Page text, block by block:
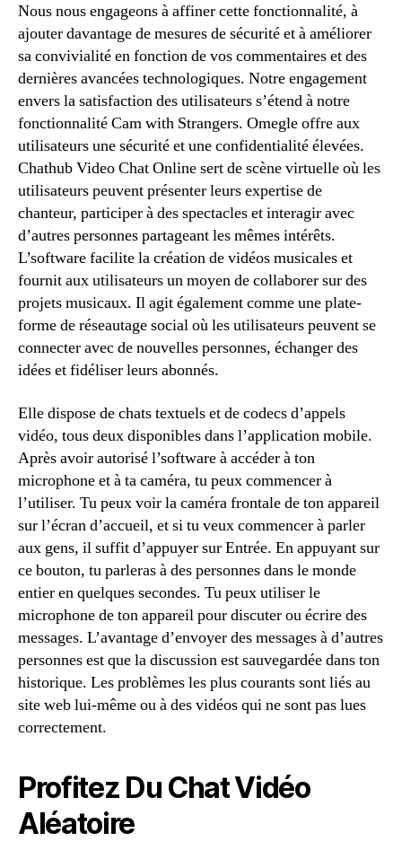
Nous nous engageons à affiner cette fonctionnalité, à
ajouter davantage de mesures de sécurité et à améliorer
sa convivialité en fonction de vos commentaires et des
dernières avancées technologiques. Notre engagement
envers la satisfaction des utilisateurs s’étend à notre
fonctionnalité Cam with Strangers. Omegle offre aux
utilisateurs une sécurité et une confidentialité élevées.
Chathub Video Chat Online sert de scène virtuelle où les
utilisateurs peuvent présenter leurs expertise de
chanteur, participer à des spectacles et interagir avec
d’autres personnes partageant les mêmes intérêts.
L’software facilite la création de vidéos musicales et
fournit aux utilisateurs un moyen de collaborer sur des
projets musicaux. Il agit également comme une plate-
forme de réseautage social où les utilisateurs peuvent se
connecter avec de nouvelles personnes, échanger des
idées et fidéliser leurs abonnés.
Elle dispose de chats textuels et de codecs d’appels
vidéo, tous deux disponibles dans l’application mobile.
Après avoir autorisé l’software à accéder à ton
microphone et à ta caméra, tu peux commencer à
l’utiliser. Tu peux voir la caméra frontale de ton appareil
sur l’écran d’accueil, et si tu veux commencer à parler
aux gens, il suffit d’appuyer sur Entrée. En appuyant sur
ce bouton, tu parleras à des personnes dans le monde
entier en quelques secondes. Tu peux utiliser le
microphone de ton appareil pour discuter ou écrire des
messages. L’avantage d’envoyer des messages à d’autres
personnes est que la discussion est sauvegardée dans ton
historique. Les problèmes les plus courants sont liés au
site web lui-même ou à des vidéos qui ne sont pas lues
correctement.
Profitez Du Chat Vidéo
Aléatoire